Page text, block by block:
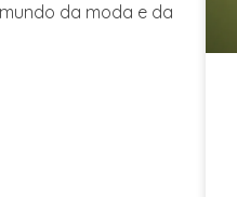
da moda e da